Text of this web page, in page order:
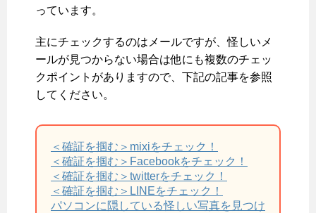
っています。
主にチェックするのはメールですが、怪しいメ
ールが見つからない場合は他にも複数のチェッ
クポイントがありますので、下記の記事を参照
してください。
＜確証を掴む＞mixiをチェック！
＜確証を掴む＞Facebookをチェック！
＜確証を掴む＞twitterをチェック！
＜確証を掴む＞LINEをチェック！
パソコンに隠している怪しい写真を見つけ